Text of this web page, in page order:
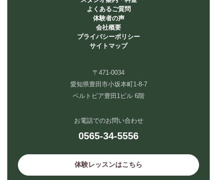
よくあるご質問
体験者の声
会社概要
プライバシーポリシー
サイトマップ
〒471-0034
愛知県豊田市小坂本町1-8-7
ベルトピア豊田1ビル 6階
お電話でのお問い合わせ
0565-34-5556
体験レッスンはこちら